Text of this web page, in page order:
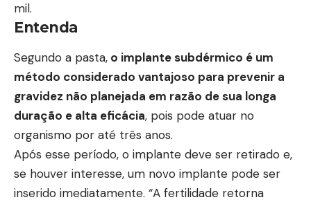
mil.
Entenda
Segundo a pasta, o implante subdérmico é um
método considerado vantajoso para prevenir a
gravidez não planejada em razão de sua longa
duração e alta eficácia, pois pode atuar no
organismo por até três anos.
Após esse período, o implante deve ser retirado e,
se houver interesse, um novo implante pode ser
inserido imediatamente. “A fertilidade retorna